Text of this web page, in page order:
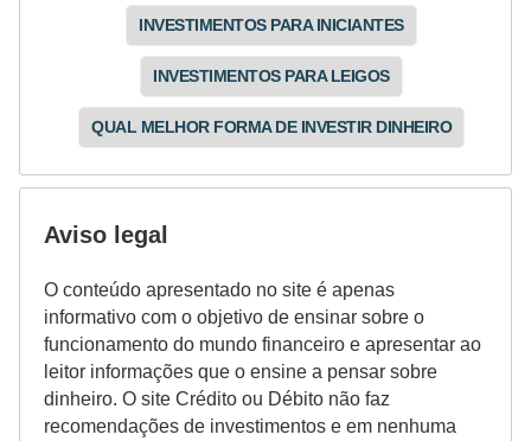
INVESTIMENTOS PARA INICIANTES
INVESTIMENTOS PARA LEIGOS
QUAL MELHOR FORMA DE INVESTIR DINHEIRO
Aviso legal
O conteúdo apresentado no site é apenas
informativo com o objetivo de ensinar sobre o
funcionamento do mundo financeiro e apresentar ao
leitor informações que o ensine a pensar sobre
dinheiro. O site Crédito ou Débito não faz
recomendações de investimentos e em nenhuma